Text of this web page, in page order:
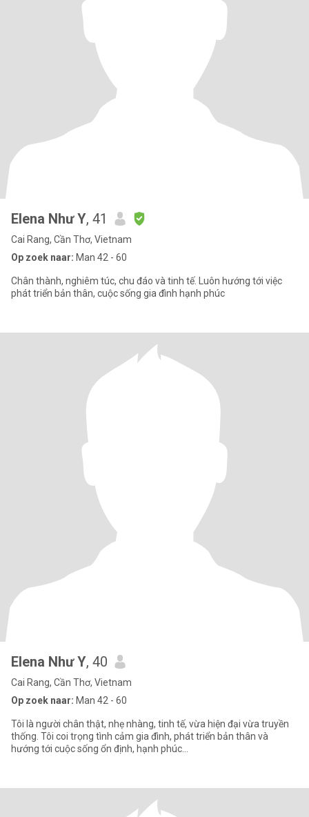
Elena Như Y, 41
Cai Rang, Cần Thơ, Vietnam
Op zoek naar: Man 42 - 60
Chân thành, nghiêm túc, chu đáo và tinh tế. Luôn hướng tới việc
phát triển bản thân, cuộc sống gia đình hạnh phúc
Elena Như Y, 40
Cai Rang, Cần Thơ, Vietnam
Op zoek naar: Man 42 - 60
Tôi là người chân thật, nhẹ nhàng, tinh tế, vừa hiện đại vừa truyền
thống. Tôi coi trọng tình cảm gia đình, phát triển bản thân và
hướng tới cuộc sống ổn định, hạnh phúc...